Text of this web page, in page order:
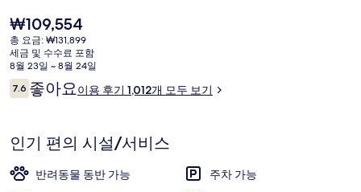
리리에 있어 대중 교통편을 이용하기 편리합니다.
현
재
가
격
은
₩109,554
₩109,554
총 요금: ₩131,899
세금 및 수수료 포함
8월 23일 ~ 8월 24일
이
용
기
7.610점 만점 중 7.6점.
좋아요이용 후기 1,012개 모두 보기
인기 편의 시설/서비스
반려동물 동반 가능
주차 가능